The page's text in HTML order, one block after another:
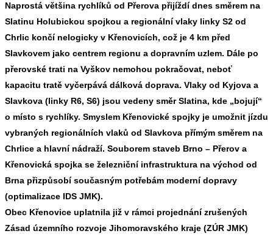
Naprostá většina rychlíků od Přerova přijíždí dnes směrem na
Slatinu Holubickou spojkou a regionální vlaky linky S2 od
Chrlic končí nelogicky v Křenovicích, což je 4 km před
Slavkovem jako centrem regionu a dopravním uzlem. Dále po
přerovské trati na Vyškov nemohou pokračovat, neboť
kapacitu tratě vyčerpává dálková doprava. Vlaky od Kyjova a
Slavkova (linky R6, S6) jsou vedeny směr Slatina, kde „bojují“
o místo s rychlíky. Smyslem Křenovické spojky je umožnit jízdu
vybraných regionálních vlaků od Slavkova přímým směrem na
Chrlice a hlavní nádraží. Souborem staveb Brno – Přerov a
Křenovická spojka se železniční infrastruktura na východ od
Brna přizpůsobí současným potřebám moderní dopravy
(optimalizace IDS JMK).
Obec Křenovice uplatnila již v rámci projednání zrušených
Zásad územního rozvoje Jihomoravského kraje (ZÚR JMK)